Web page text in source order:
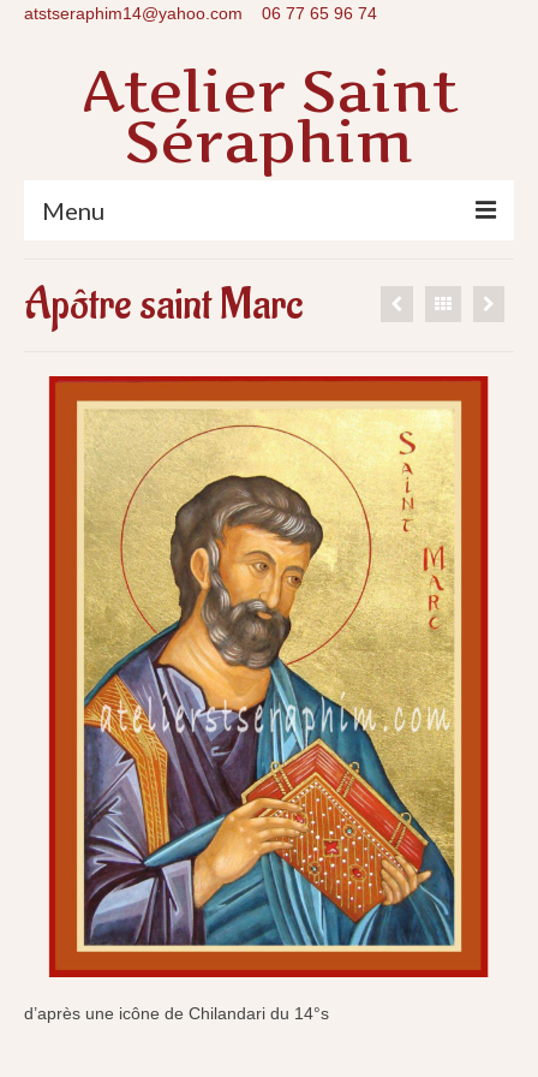
atstseraphim14@yahoo.com 06 77 65 96 74
Atelier Saint
Séraphim
Menu
Une icône ?
Stages
Galerie
Qui suis-je ?
Contact
Apôtre saint Marc
d’après une icône de Chilandari du 14°s